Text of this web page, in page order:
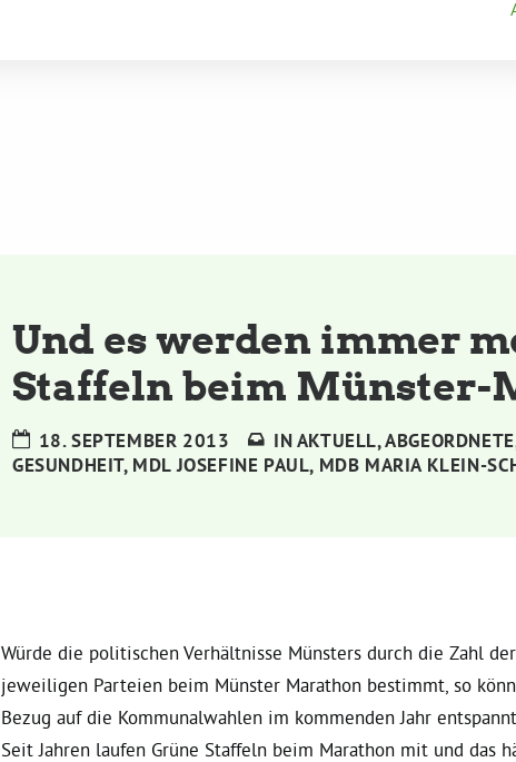
Und es werden immer
Staffeln beim Münster-
18. SEPTEMBER 2013 INAKTUELL,ABGEORDNETE
GESUNDHEIT, MDL JOSEFINE PAUL, MDB MARIA KLEIN-
Würde die politischen Verhältnisse Münsters durch die Zahl
jeweiligen Parteien beim Münster Marathon bestimmt, so
Bezug auf die Kommunalwahlen im kommenden Jahr
Seit Jahren laufen Grüne Staffeln beim Marathon mit und das